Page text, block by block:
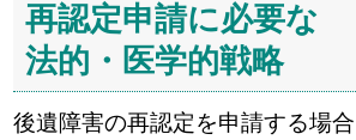
再認定申請に必要な
法的・医学的戦略
後遺障害の再認定を申請する場